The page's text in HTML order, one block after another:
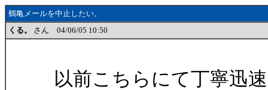
鶴亀メールを中止したい。
くる。
さん 04/06/05 10:50
以前こちらにて丁寧迅